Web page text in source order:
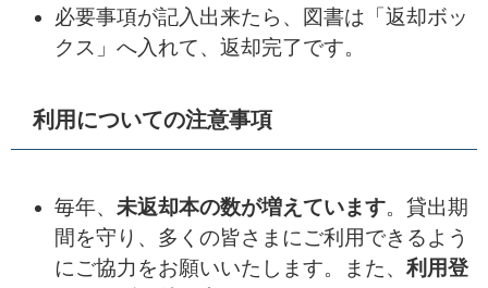
必要事項が記入出来たら、図書は「返却ボッ
クス」へ入れて、返却完了です。
利用についての注意事項
毎年、 未返却本の数が増えています。貸出期
間を守り、多くの皆さまにご利用できるよう
にご協力をお願いいたします。また、 利用登